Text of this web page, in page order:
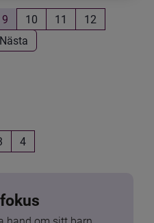
9 10 11
12
Nästa
4